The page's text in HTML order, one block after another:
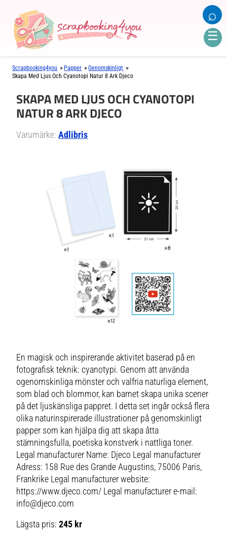
☰
⌕
Scrapbooking4you » Papper »Genomskinligt »
Skapa Med Ljus Och Cyanotopi Natur 8 Ark Djeco
SKAPA MED LJUS OCH CYANOTOPI
NATUR 8 ARK DJECO
Varumärke:Adlibris
En magisk och inspirerande aktivitet baserad på en
fotografisk teknik: cyanotypi. Genom att använda
ogenomskinliga mönster och valfria naturliga element,
som blad och blommor, kan barnet skapa unika scener
på det ljuskänsliga pappret. I detta set ingår också flera
olika naturinspirerade illustrationer på genomskinligt
papper som kan hjälpa dig att skapa åtta
stämningsfulla, poetiska konstverk i nattliga toner.
Legal manufacturer Name: Djeco Legal manufacturer
Adress: 158 Rue des Grande Augustins, 75006 Paris,
Frankrike Legal manufacturer website:
https://www.djeco.com/ Legal manufacturer e-mail:
info@djeco.com
Lägsta pris:245 kr